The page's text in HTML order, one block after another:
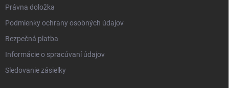
Právna doložka
Podmienky ochrany osobných údajov
Bezpečná platba
Informácie o spracúvaní údajov
Sledovanie zásielky